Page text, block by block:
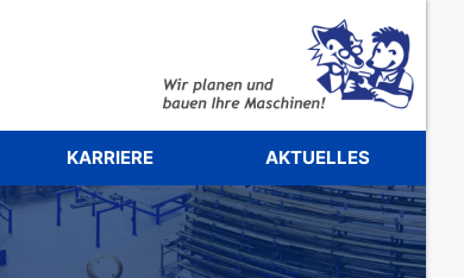
KARRIERE AKTUELLES